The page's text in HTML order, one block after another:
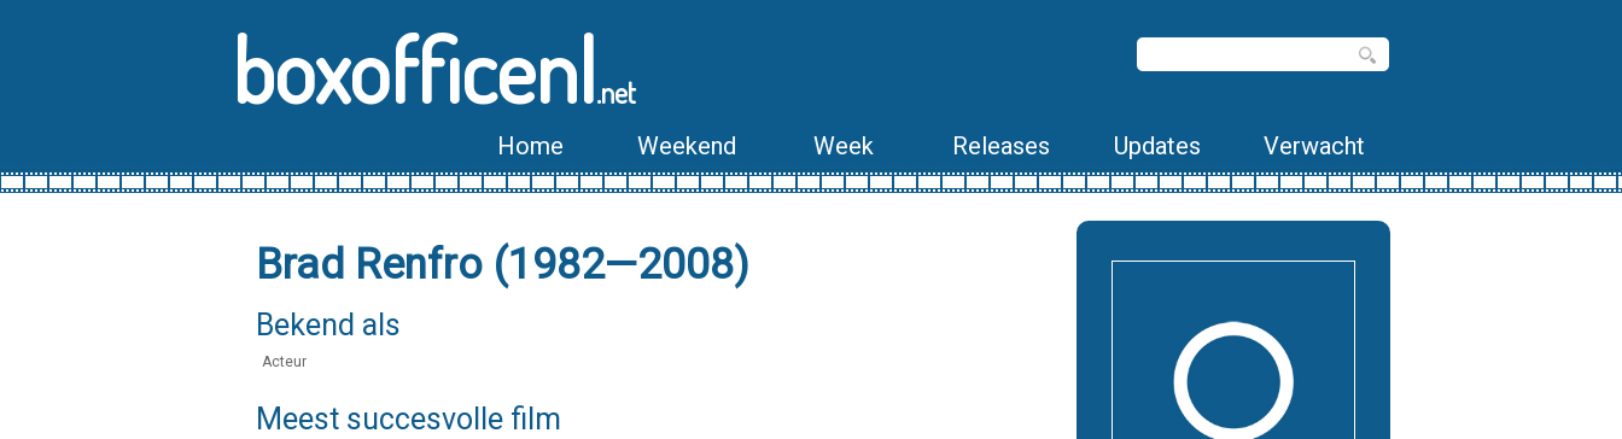
boxofficenl.net
Home Weekend Week Releases Updates Verwacht
Brad Renfro (1982—2008)
Bekend als
Acteur
Meest succesvolle film